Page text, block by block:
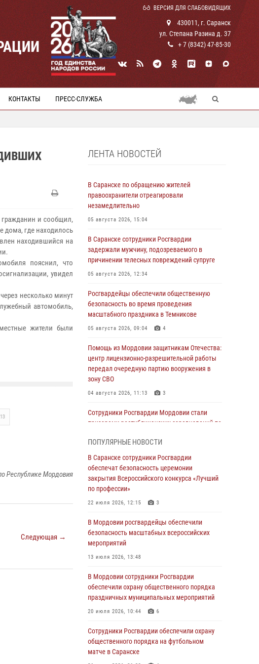
ВЕРСИЯ ДЛЯ СЛАБОВИДЯЩИХ
430011, г. Саранск
ул. Степана Разина д. 37
+ 7 (8342) 47-85-30
КОНТАКТЫ ПРЕСС-СЛУЖБА
гражданин и сообщил,
дома, где находилось
находившийся на
пояснил, что
увидел
несколько минут
автомобиль,
жители были
Республике Мордовия
Следующая →
ЛЕНТА НОВОСТЕЙ
В Саранске по обращению жителей
правоохранители отреагировали
незамедлительно
05 августа 2026, 15:04
В Саранске сотрудники Росгвардии
задержали мужчину, подозреваемого в
причинении телесных повреждений супруге
05 августа 2026, 12:34
Росгвардейцы обеспечили общественную
безопасность во время проведения
масштабного праздника в Темникове
05 августа 2026, 09:04 4
Помощь из Мордовии защитникам Отечества:
центр лицензионно-разрешительной работы
передал очередную партию вооружения в
зону СВО
04 августа 2026, 11:13 3
Сотрудники Росгвардии Мордовии стали
призерами республиканских соревнований по
В Саранске росгвардейцы пресекли
нарушение правопорядка: «отдых» на
лавочке закончился в отделе полиции
04 августа 2026, 07:06
В Саранске сотрудники Росгвардии
задержали гражданина за нанесение побоев
03 августа 2026, 08:58
безопасность празднования 98-летия
Торбеевского и Ковылкинского районов
Мордовии
03 августа 2026, 08:32
В Мордовии отметили День ВДВ: нарушений
правопорядка не допущено
03 августа 2026, 07:40
ПОПУЛЯРНЫЕ НОВОСТИ
В Саранске сотрудники Росгвардии
обеспечат безопасность церемонии
закрытия Всероссийского конкурса «Лучший
по профессии»
22 июля 2026, 12:15 3
В Мордовии росгвардейцы обеспечили
безопасность масштабных всероссийских
мероприятий
13 июля 2026, 13:48
В Мордовии сотрудники Росгвардии
обеспечили охрану общественного порядка
праздничных муниципальных мероприятий
20 июля 2026, 10:44 6
Сотрудники Росгвардии обеспечили охрану
общественного порядка на футбольном
матче в Саранске